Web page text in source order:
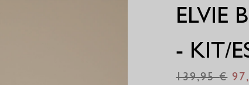
ELVIE
- KIT/
139,95